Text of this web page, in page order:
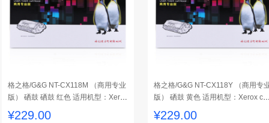
格之格/G&G NT-CX118M （商用专业
版） 硒鼓 硒鼓 红色 适用机型：Xerox
cp115w、116w、225w、118w 1支装
¥229.00
格之格/G&G NT-CX118Y （商用专
版） 硒鼓 黄色 适用机型：Xerox
15w、116w、225w、118w 1支装
¥229.00